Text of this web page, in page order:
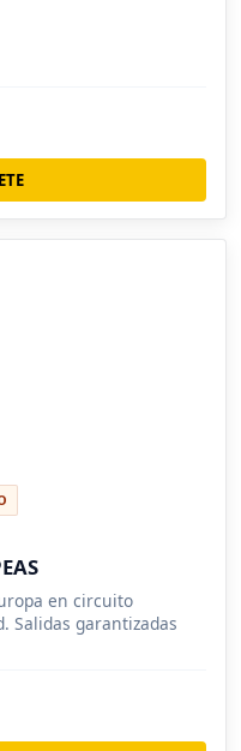
en circuito
Salidas garantizadas